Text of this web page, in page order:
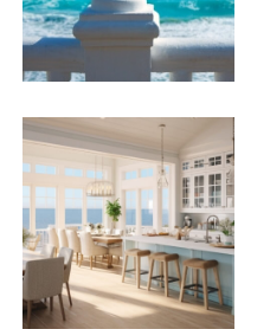
accessibles sur le
LOCATIVE
de gestion locative
garantie des loyers
d'esprit des
de location est conçu
tout en préservant la
bien. Nous nous
de locataires